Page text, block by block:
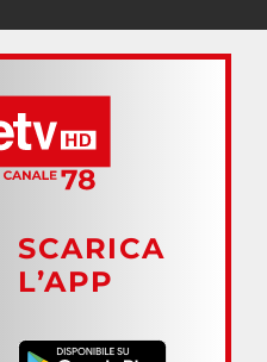
SCARICA
L’APP